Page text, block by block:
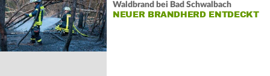
Waldbrand bei Bad Schwalbach
NEUER BRANDHERD ENTDECKT